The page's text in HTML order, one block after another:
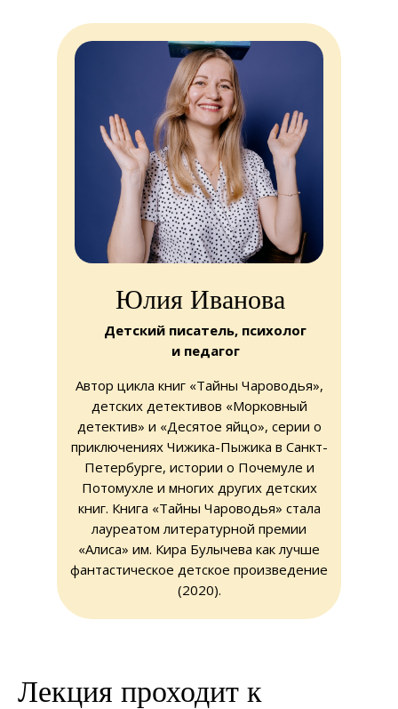
Юлия Иванова
Автор цикла книг «Тайны Чароводья»,
детских детективов «Морковный
детектив» и «Десятое яйцо», серии о
приключениях Чижика-Пыжика в Санкт-
Петербурге, истории о Почемуле и
Потомухле и многих других детских
книг. Книга «Тайны Чароводья» стала
лауреатом литературной премии
«Алиса» им. Кира Булычева как лучше
фантастическое детское произведение
(2020).
Детский писатель, психолог
и педагог
Лекция проходит к